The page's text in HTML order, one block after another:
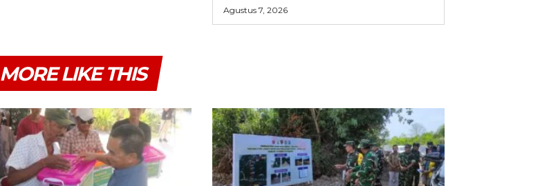
Agustus 7, 2026
MORE LIKE THIS